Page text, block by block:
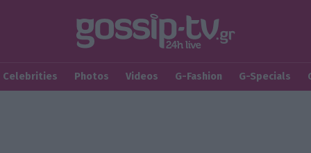
Celebrities Photos Videos G-Fashion G-Specials